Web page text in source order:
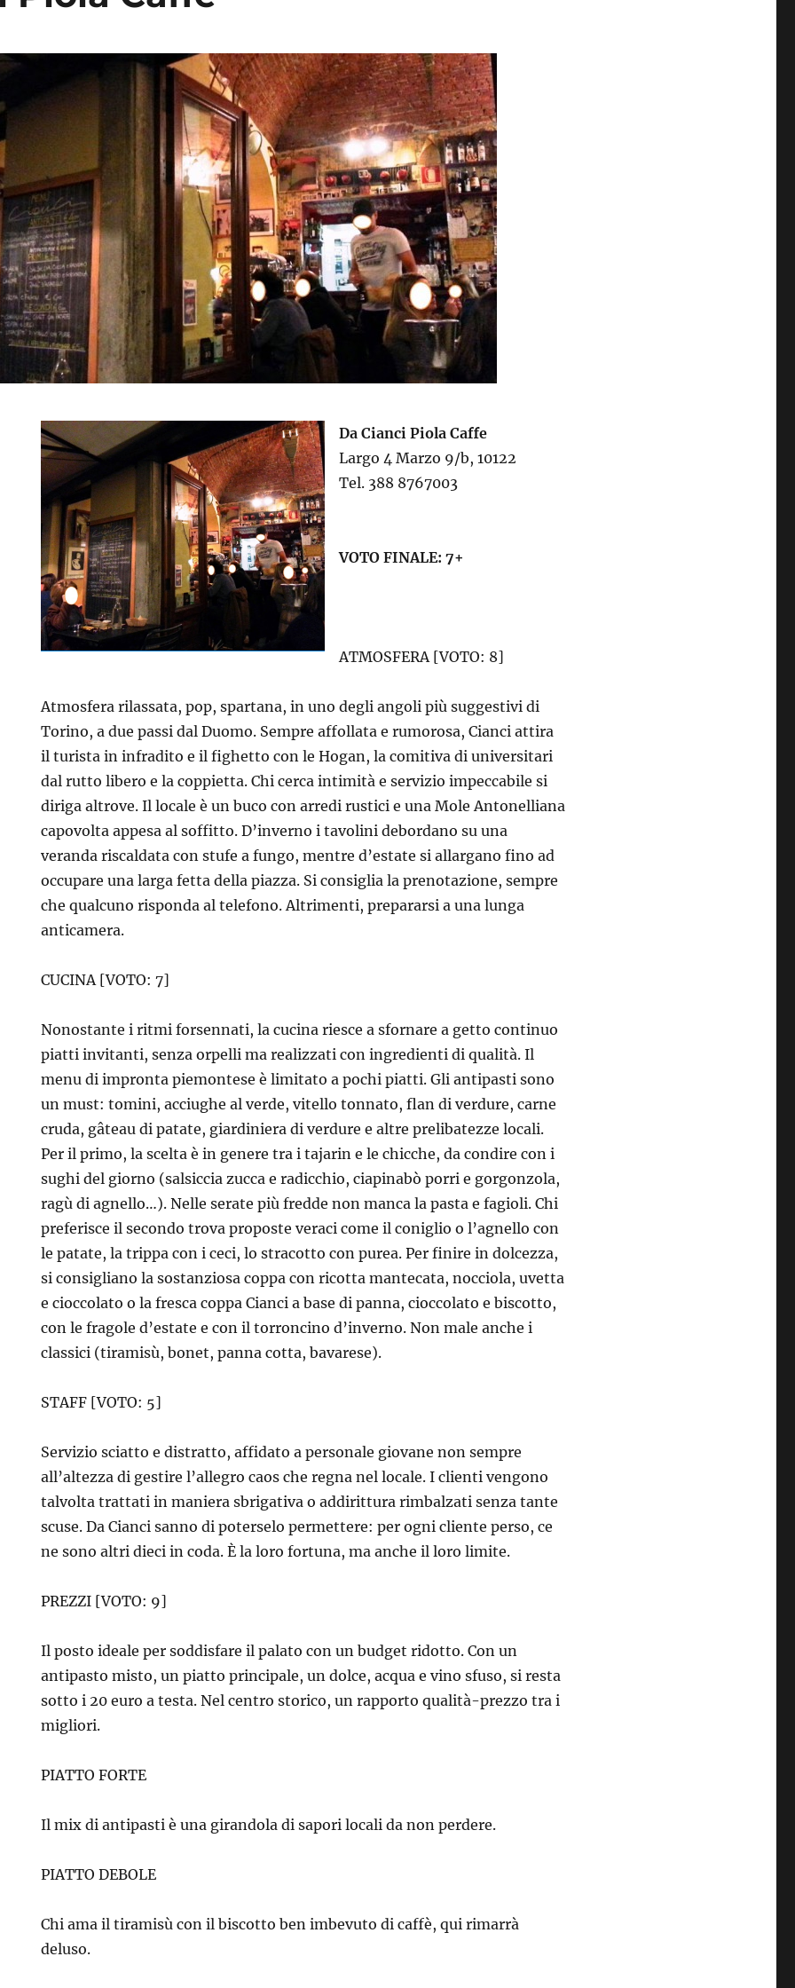
Da Cianci Piola Caffe
Largo 4 Marzo 9/b, 10122
Tel. 388 8767003
VOTO FINALE: 7+
ATMOSFERA [VOTO: 8]
Atmosfera rilassata, pop, spartana, in uno degli angoli più suggestivi di
Torino, a due passi dal Duomo. Sempre affollata e rumorosa, Cianci attira
il turista in infradito e il fighetto con le Hogan, la comitiva di universitari
dal rutto libero e la coppietta. Chi cerca intimità e servizio impeccabile si
diriga altrove. Il locale è un buco con arredi rustici e una Mole Antonelliana
capovolta appesa al soffitto. D’inverno i tavolini debordano su una
veranda riscaldata con stufe a fungo, mentre d’estate si allargano fino ad
occupare una larga fetta della piazza. Si consiglia la prenotazione, sempre
che qualcuno risponda al telefono. Altrimenti, prepararsi a una lunga
anticamera.
CUCINA [VOTO: 7]
Nonostante i ritmi forsennati, la cucina riesce a sfornare a getto continuo
piatti invitanti, senza orpelli ma realizzati con ingredienti di qualità. Il
menu di impronta piemontese è limitato a pochi piatti. Gli antipasti sono
un must: tomini, acciughe al verde, vitello tonnato, flan di verdure, carne
cruda, gâteau di patate, giardiniera di verdure e altre prelibatezze locali.
Per il primo, la scelta è in genere tra i tajarin e le chicche, da condire con i
sughi del giorno (salsiccia zucca e radicchio, ciapinabò porri e gorgonzola,
ragù di agnello…). Nelle serate più fredde non manca la pasta e fagioli. Chi
preferisce il secondo trova proposte veraci come il coniglio o l’agnello con
le patate, la trippa con i ceci, lo stracotto con purea. Per finire in dolcezza,
si consigliano la sostanziosa coppa con ricotta mantecata, nocciola, uvetta
e cioccolato o la fresca coppa Cianci a base di panna, cioccolato e biscotto,
con le fragole d’estate e con il torroncino d’inverno. Non male anche i
classici (tiramisù, bonet, panna cotta, bavarese).
STAFF [VOTO: 5]
Servizio sciatto e distratto, affidato a personale giovane non sempre
all’altezza di gestire l’allegro caos che regna nel locale. I clienti vengono
talvolta trattati in maniera sbrigativa o addirittura rimbalzati senza tante
scuse. Da Cianci sanno di poterselo permettere: per ogni cliente perso, ce
ne sono altri dieci in coda. È la loro fortuna, ma anche il loro limite.
PREZZI [VOTO: 9]
Il posto ideale per soddisfare il palato con un budget ridotto. Con un
antipasto misto, un piatto principale, un dolce, acqua e vino sfuso, si resta
sotto i 20 euro a testa. Nel centro storico, un rapporto qualità-prezzo tra i
migliori.
PIATTO FORTE
Il mix di antipasti è una girandola di sapori locali da non perdere.
PIATTO DEBOLE
Chi ama il tiramisù con il biscotto ben imbevuto di caffè, qui rimarrà
deluso.